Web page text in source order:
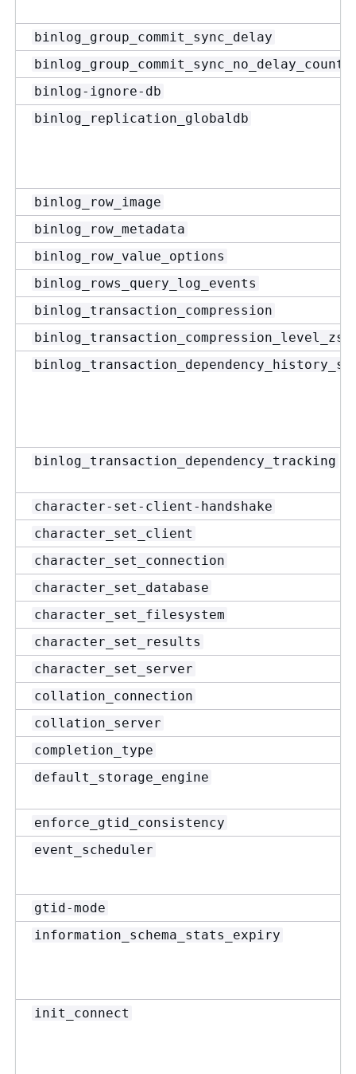
binlog_group_commit_sync_delay
binlog_group_commit_sync_no_delay_count
binlog-ignore-db
binlog_replication_globaldb
binlog_row_image
binlog_row_metadata
binlog_row_value_options
binlog_rows_query_log_events
binlog_transaction_compression
binlog_transaction_dependency_tracking
character-set-client-handshake
character_set_client
character_set_connection
character_set_database
character_set_filesystem
character_set_results
character_set_server
collation_connection
collation_server
completion_type
default_storage_engine
enforce_gtid_consistency
event_scheduler
gtid-mode
information_schema_stats_expiry
init_connect